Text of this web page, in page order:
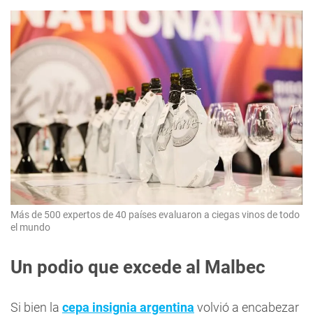
Más de 500 expertos de 40 países evaluaron a ciegas vinos de todo
el mundo
Un podio que excede al Malbec
Si bien la cepa insignia argentina volvió a encabezar